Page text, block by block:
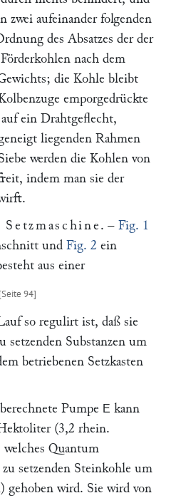
zwei aufeinander folgenden
des Absatzes der der
nach dem
die Kohle bleibt
emporgedrückte
ein Drahtgeflecht,
liegenden Rahmen
werden die Kohlen von
indem man sie der
. –Fig. 1
und Fig. 2 ein
aus einer
so regulirt ist, daß sie
setzenden Substanzen um
betriebenen Setzkasten
Pumpe E kann
(3,2 rhein.
Quantum
setzenden Steinkohle um
gehoben wird. Sie wird von